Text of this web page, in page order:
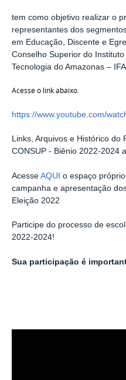
tem como objetivo realizar o
representantes dos
em Educação, Discente e
Conselho Superior do
Tecnologia do Amazonas –
Acesse o linkabaixo.
https://www.youtube.com/
Links, Arquivos e Histórico do
CONSUP - Biênio 2022-2024
Acesse AQUI o espaço
campanha e apresentação
Eleição 2022
Participe do processo de
2022-2024!
Sua participação é